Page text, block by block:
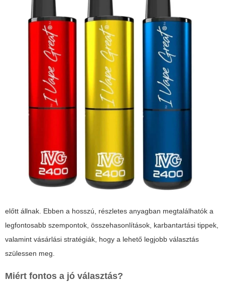
előtt állnak. Ebben a hosszú, részletes anyagban megtalálhatók a
legfontosabb szempontok, összehasonlítások, karbantartási tippek,
valamint vásárlási stratégiák, hogy a lehető legjobb választás
szülessen meg.
Miért fontos a jó választás?